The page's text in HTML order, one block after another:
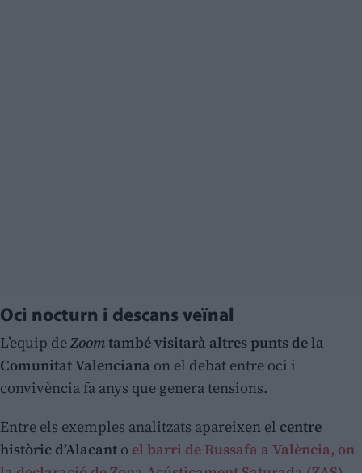
Oci nocturn i descans veïnal
L’equip deZoomtambé visitarà altres punts de la
Comunitat Valenciana on el debat entre oci i
convivència fa anys que genera tensions.
Entre els exemples analitzats apareixen el centre
històric d’Alacant o el barri de Russafa a València, on